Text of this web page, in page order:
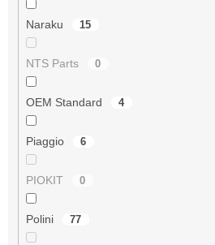
Naraku 15
NTS Parts 0
OEM Standard 4
Piaggio 6
PIOKIT 0
Polini 77